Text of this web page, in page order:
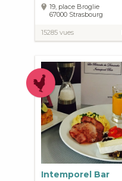
19, place Broglie
67000 Strasbourg
15285 vues
Intemporel Bar